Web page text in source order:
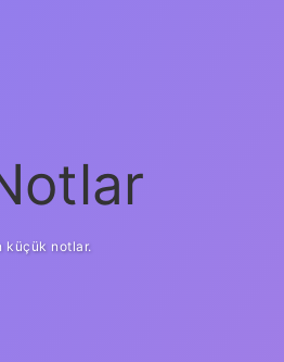
küçük notlar.